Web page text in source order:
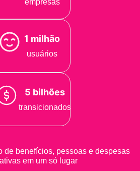
empresas
1 milhão
usuários
5 bilhões
transicionados
de benefícios, pessoas e despesas
em um só lugar